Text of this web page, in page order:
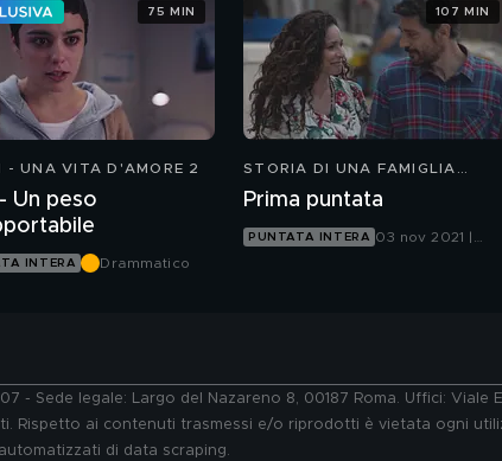
- UNA VITA D'AMORE 2
- Un peso
INTERA Drammatico
75 MIN
STORIA DI UNA FAMIGLIA
Prima puntata
PUNTATA INTERA 03 nov 2021 |
107 MIN
- Sede legale: Largo del Nazareno 8, 00187 Roma. Uffici:
Rispetto ai contenuti trasmessi e/o riprodotti è vietata ogni
di data scraping.